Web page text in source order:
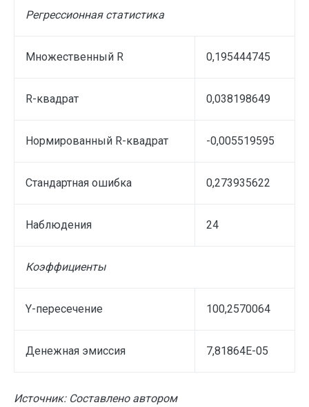
Регрессионная статистика
Множественный R 0,195444745
R-квадрат 0,038198649
Нормированный R-квадрат -0,005519595
Стандартная ошибка 0,273935622
Наблюдения 24
Коэффициенты
Y-пересечение 100,2570064
Денежная эмиссия 7,81864E-05
Источник: Составлено автором